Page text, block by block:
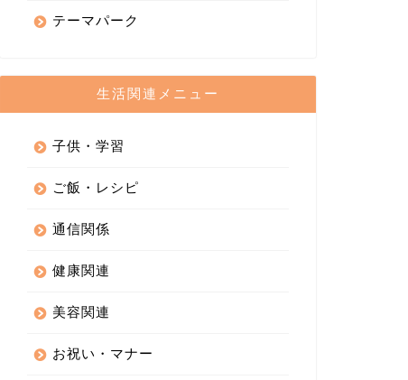
テーマパーク
生活関連メニュー
子供・学習
ご飯・レシピ
通信関係
健康関連
美容関連
お祝い・マナー